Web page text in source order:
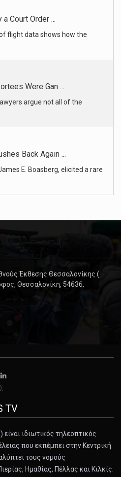
Were Gan ...
argue not all of the
Back Again ...
E. Boasberg, elicited a rare
Rights ...
national news evading
Else Do I Hav ...
See Approach ...
Astronauts ...
around the recovery team
secretary, demanded a
Έκθεσης Θεσσαλονίκης (
Θεσσαλονίκη, 54636,
TV
ιδιωτικός τηλεοπτικός
που εκπέμπει στην Κεντρική
τους νομούς
Ημαθίας, Πέλλας και Κιλκίς.